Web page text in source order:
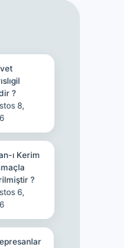
?
8,
ı Kerim
?
6,
tulipbet güncel